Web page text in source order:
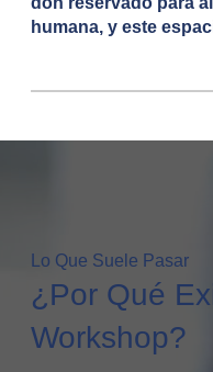
humana, y este
Lo Que Suele Pasar
¿Por Qué
Workshop?